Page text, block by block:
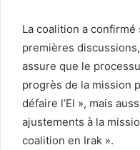
La coalition a
premières
assure que le
progrès de la mission
défaire l’EI », mais
ajustements à la
coalition en Irak ».